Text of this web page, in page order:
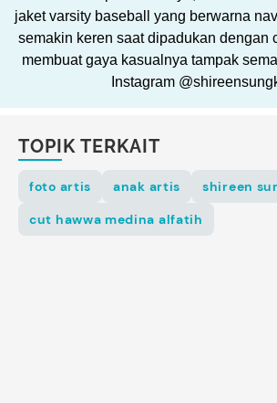
jaket varsity baseball yang berwarna
semakin keren saat dipadukan dengan
membuat gaya kasualnya tampak
Instagram
TOPIK TERKAIT
foto artis anak artis
shireen
cut hawwa medina alfatih